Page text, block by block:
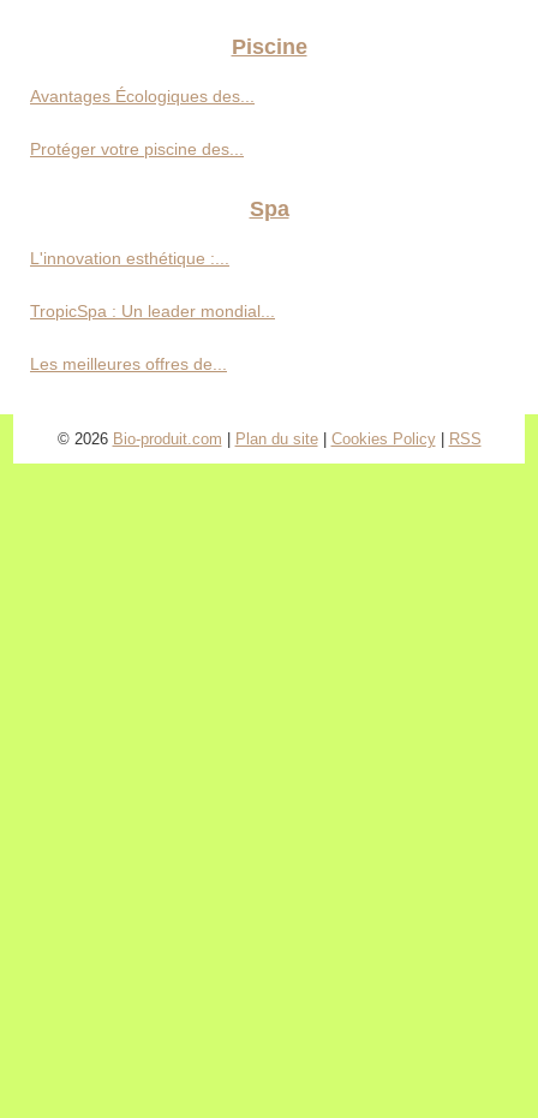
Piscine
Avantages Écologiques des...
Protéger votre piscine des...
Spa
L'innovation esthétique :...
TropicSpa : Un leader mondial...
Les meilleures offres de...
© 2026 Bio-produit.com Plan du site| Cookies Policy| RSS